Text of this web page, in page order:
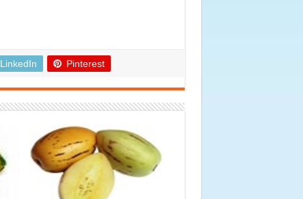
LinkedIn Pinterest